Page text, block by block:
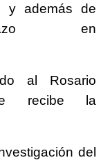
y además de
en
al Rosario
recibe la
del